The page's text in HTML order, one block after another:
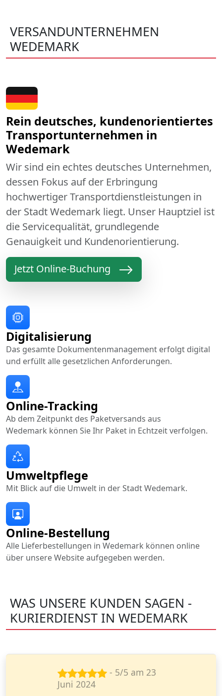
VERSANDUNTERNEHMEN
WEDEMARK
Rein deutsches, kundenorientiertes
Transportunternehmen in
Wedemark
Wir sind ein echtes deutsches Unternehmen,
dessen Fokus auf der Erbringung
hochwertiger Transportdienstleistungen in
der Stadt Wedemark liegt. Unser Hauptziel ist
die Servicequalität, grundlegende
Genauigkeit und Kundenorientierung.
Jetzt Online-Buchung
Online-Bestellung
Alle Lieferbestellungen in Wedemark können online
über unsere Website aufgegeben werden.
Online-Tracking
Ab dem Zeitpunkt des Paketversands aus
Wedemark können Sie Ihr Paket in Echtzeit verfolgen.
Digitalisierung
Das gesamte Dokumentenmanagement erfolgt digital
und erfüllt alle gesetzlichen Anforderungen.
Umweltpflege
Mit Blick auf die Umwelt in der Stadt Wedemark.
WAS UNSERE KUNDEN SAGEN -
KURIERDIENST IN WEDEMARK
- 5/5 am 23
Sept. 2024